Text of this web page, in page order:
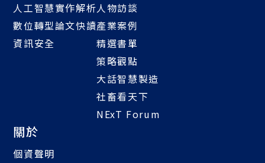
人工智慧
數位轉型
資訊安全
實作解析
論文快讀
人物訪談
產業案例
精選書單
策略觀點
大話智慧製造
社畜看天下
NExT Forum
關於
個資聲明